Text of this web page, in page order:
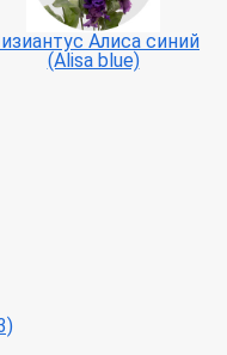
Алиса синий
(Alisa blue)